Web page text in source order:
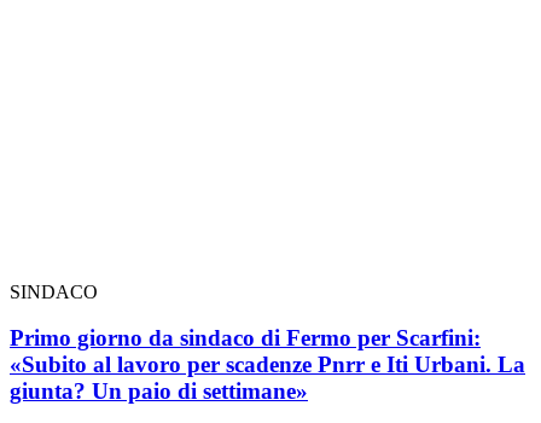
SINDACO
Primo giorno da sindaco di Fermo per Scarfini:
«Subito al lavoro per scadenze Pnrr e Iti Urbani. La
giunta? Un paio di settimane»